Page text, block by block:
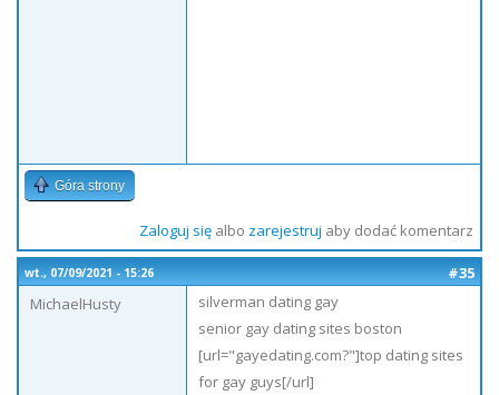
Góra strony
Zaloguj sięalbo zarejestruj aby dodać komentarz
wt., 07/09/2021 - 15:26
#35
MichaelHusty
silverman dating gay
senior gay dating sites boston
[url="gayedating.com?"]top dating sites
for gay guys[/url]